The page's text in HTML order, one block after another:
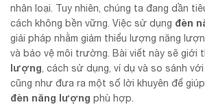
nhân loại. Tuy nhiên, chúng ta đang dần
cách không bền vững. Việc sử dụng đèn
giải pháp nhằm giảm thiểu lượng năng
và bảo vệ môi trường. Bài viết này sẽ giới
lượng , cách sử dụng, ví dụ và so sánh
cũng như đưa ra một số lời khuyên để
đèn năng lượng phù hợp.